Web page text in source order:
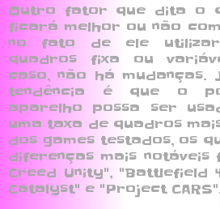
Outro fator que dita o
ficará melhor ou não
no fato de ele
quadros fixa ou
caso, não há mudanças.
tendência é que o
aparelho possa ser
uma taxa de quadros
dos games testados, os
diferenças mais notáveis
Creed Unity", "Battlefield
Catalyst" e "Project